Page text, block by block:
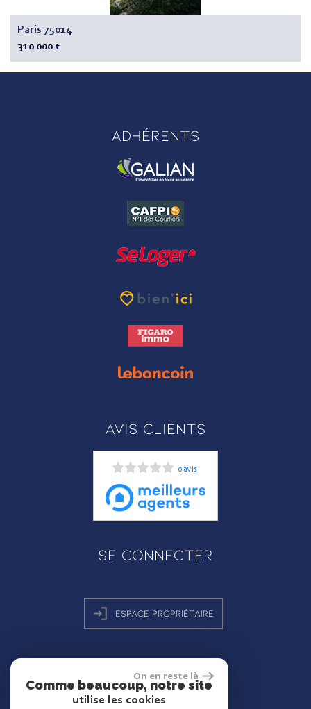
Paris 75014
310 000 €
Avis clients
0 avis
Adhérents
Se connecter
Espace propriétaire
réalisé par
On en reste là
Comme beaucoup, notre site
utilise les cookies